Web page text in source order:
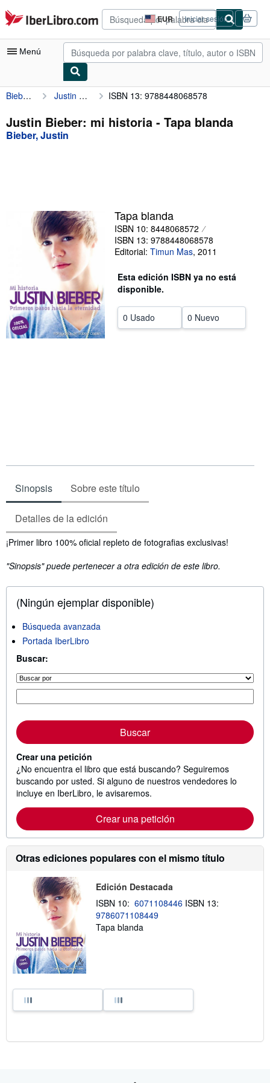
Pasar al contenido principal
IberLibro.com EUR
Preferencias
de
compra
del
Iniciar sesión
Menú
Mi cuenta
Consultar mis pedidos
Búsqueda avanzada
Vendedores
Comenzar a vender
CERRAR
Bieber, Justin Justin Bieber: mi historia ISBN 13: 9788448068578
Justin Bieber: mi historia - Tapa blanda
Bieber, Justin
Tapa blanda
ISBN 10: 8448068572
ISBN 13: 9788448068578
Editorial: Timun Mas, 2011
Esta edición ISBN ya no está
disponible.
0 Usado 0 Nuevo
Sinopsis Sobre este título
Detalles de la edición
Sinopsis
¡Primer libro 100% oficial repleto de fotografias exclusivas!
"Sinopsis" puede pertenecer a otra edición de este libro.
(Ningún ejemplar disponible)
Búsqueda avanzada
Portada IberLibro
Buscar:
Buscar
Crear una petición
¿No encuentra el libro que está buscando? Seguiremos
buscando por usted. Si alguno de nuestros vendedores lo
incluye en IberLibro, le avisaremos.
Crear una petición
Otras ediciones populares con el mismo título
Edición Destacada
ISBN 10: 6071108446 ISBN 13:
9786071108449
Tapa blanda